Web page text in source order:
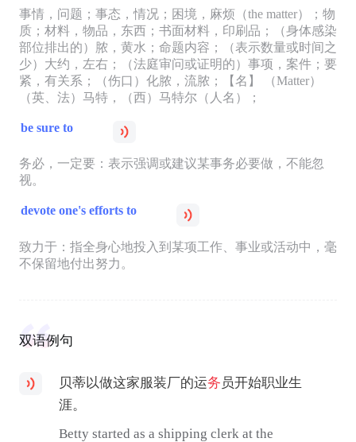
事情，问题；事态，情况；困境，麻烦（the matter）；物
质；材料，物品，东西；书面材料，印刷品；（身体感染
部位排出的）脓，黄水；命题内容；（表示数量或时间之
少）大约，左右；（法庭审问或证明的）事项，案件；要
紧，有关系；（伤口）化脓，流脓；【名】 （Matter）
（英、法）马特，（西）马特尔（人名）；
be sure to
务必，一定要：表示强调或建议某事务必要做，不能忽
视。
devote one's efforts to
致力于：指全身心地投入到某项工作、事业或活动中，毫
不保留地付出努力。
双语例句
贝蒂以做这家服装厂的运务 员开始职业生
涯。
Betty started as a shipping clerk at the